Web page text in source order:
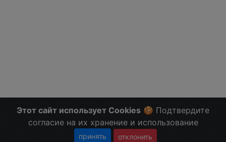
Этот сайт использует Cookies 🍪 Подтвердите
согласие на их хранение и использование
принять отклонить